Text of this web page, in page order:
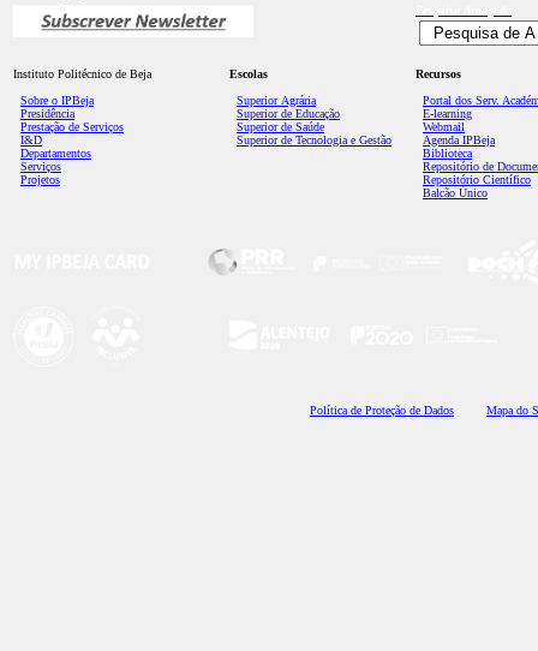
Instituto Politécnico de Beja
Sobre o IPBeja
Presidência
Prestação de Serviços
I&D
Departamentos
Serviços
Projetos
Escolas
Superior Agrária
Superior de Educação
Superior de Saúde
Superior de Tecnologia e Gestão
Recursos
Portal dos Serv.
E-learning
Webmail
Agenda IPBeja
Biblioteca
Repositório de
Repositório Científico
Balcão Único
Política de Proteção de Dados Mapa do